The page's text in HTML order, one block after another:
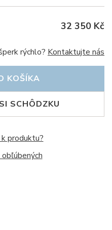
32 350 Kč
rýchlo? Kontaktujte nás
SCHÔDZKU
KOŠÍKA
produktu?